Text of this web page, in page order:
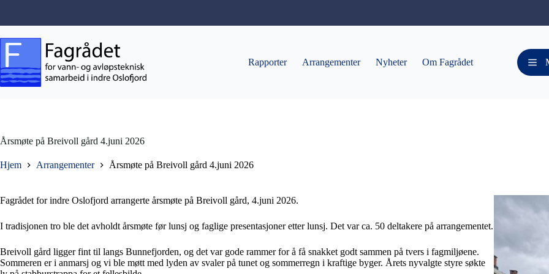
innholdet
Rapporter Arrangementer Nyheter Om Fagrådet
Årsmøte på Breivoll gård 4.juni 2026
Hjem Arrangementer Årsmøte på Breivoll gård 4.juni 2026
Fagrådet for indre Oslofjord arrangerte årsmøte på Breivoll gård, 4.juni 2026.
I tradisjonen tro ble det avholdt årsmøte før lunsj og faglige presentasjoner etter lunsj. Det var ca. 50 deltakere på arrangementet.
Breivoll gård ligger fint til langs Bunnefjorden, og det var gode rammer for å få snakket godt sammen på tvers i fagmiljøene.
Sommeren er i anmarsj og vi ble møtt med lyden av svaler på tunet og sommerregn i kraftige byger. Årets nyvalgte styre søkte